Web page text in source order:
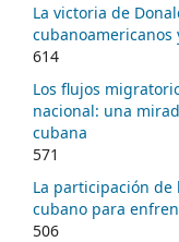
La victoria de
cubanoamericanos
614
Los flujos
nacional: una
cubana
571
La participación
cubano para
506